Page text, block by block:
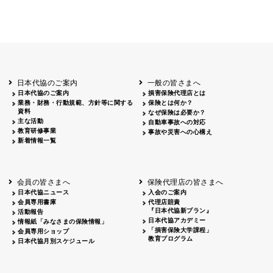
日本代協のご案内
日本代協のご案内
業務・財務・行動規範、方針等に関する
資料
主な活動
教育研修事業
新着情報一覧
一般の皆さまへ
損害保険代理店とは
保険とは何か？
なぜ保険は必要か？
自動車事故への対応
事故や災害への心構え
会員の皆さまへ
日本代協ニュース
会員専用書庫
活動報告
情報紙「みなさまの保険情報」
会員専用ショップ
日本代協月別スケジュール
保険代理店の皆さまへ
入会のご案内
代理店賠責
『日本代協新プラン』
日本代協アカデミー
「損害保険大学課程」
教育プログラム